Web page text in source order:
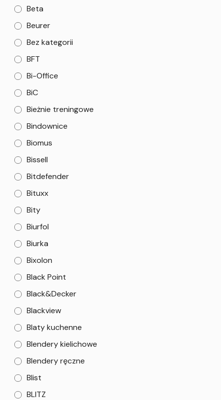
Beta
Beurer
Bez kategorii
BFT
Bi-Office
BiC
Bieżnie treningowe
Bindownice
Biomus
Bissell
Bitdefender
Bituxx
Bity
Biurfol
Biurka
Bixolon
Black Point
Black&Decker
Blackview
Blaty kuchenne
Blendery kielichowe
Blendery ręczne
Blist
BLITZ